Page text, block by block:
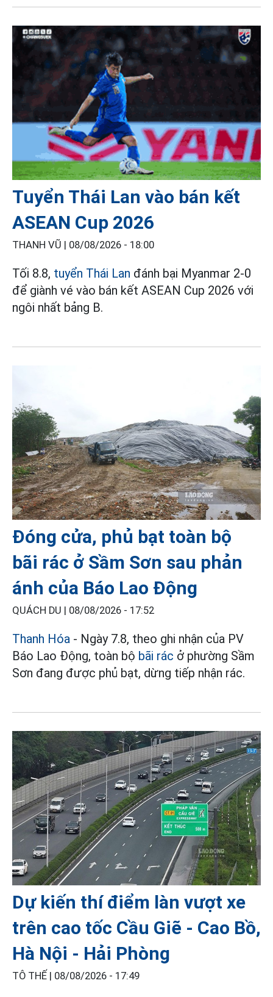
Tuyển Thái Lan vào bán kết
ASEAN Cup 2026
THANH VŨ | 08/08/2026 - 18:00
Tối 8.8, tuyển Thái Lan đánh bại Myanmar 2-0
để giành vé vào bán kết ASEAN Cup 2026 với
ngôi nhất bảng B.
Đóng cửa, phủ bạt toàn bộ
bãi rác ở Sầm Sơn sau phản
ánh của Báo Lao Động
QUÁCH DU | 08/08/2026 - 17:52
Thanh Hóa - Ngày 7.8, theo ghi nhận của PV
Báo Lao Động, toàn bộ bãi rác ở phường Sầm
Sơn đang được phủ bạt, dừng tiếp nhận rác.
Dự kiến thí điểm làn vượt xe
trên cao tốc Cầu Giẽ - Cao Bồ,
Hà Nội - Hải Phòng
TÔ THẾ | 08/08/2026 - 17:49